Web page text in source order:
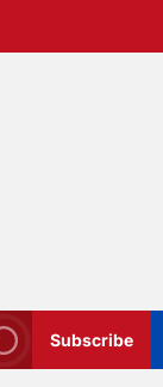
Subscribe